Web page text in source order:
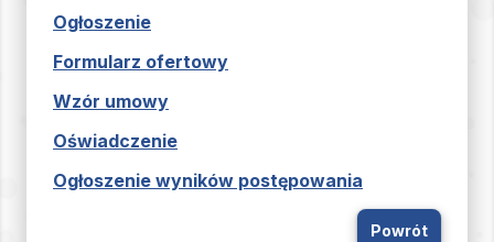
Ogłoszenie
Formularz ofertowy
Wzór umowy
Oświadczenie
Ogłoszenie wyników postępowania
Powrót